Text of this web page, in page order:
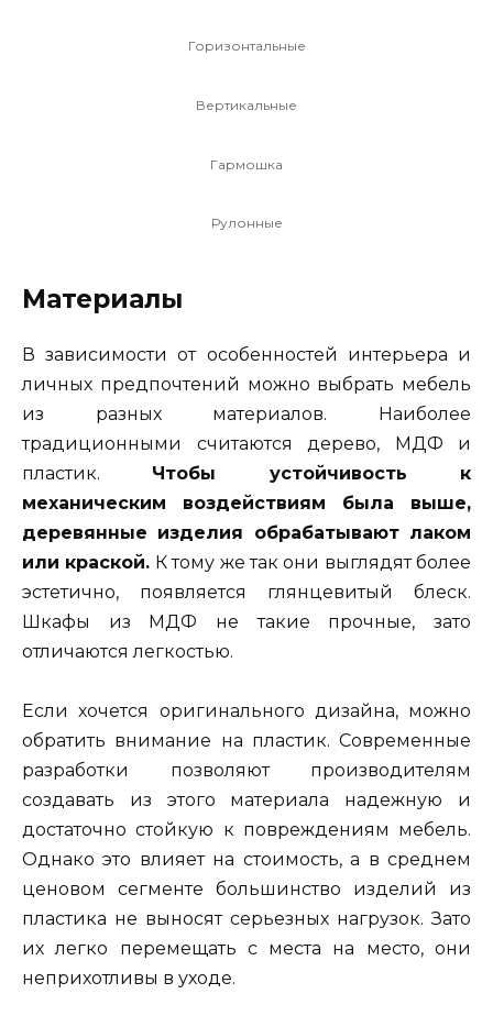
Горизонтальные
Вертикальные
Гармошка
Рулонные
Материалы
В зависимости от особенностей интерьера и
личных предпочтений можно выбрать мебель
из разных материалов. Наиболее
традиционными считаются дерево, МДФ и
пластик. Чтобы устойчивость к
механическим воздействиям была выше,
деревянные изделия обрабатывают лаком
или краской. К тому же так они выглядят более
эстетично, появляется глянцевитый блеск.
Шкафы из МДФ не такие прочные, зато
отличаются легкостью.
Если хочется оригинального дизайна, можно
обратить внимание на пластик. Современные
разработки позволяют производителям
создавать из этого материала надежную и
достаточно стойкую к повреждениям мебель.
Однако это влияет на стоимость, а в среднем
ценовом сегменте большинство изделий из
пластика не выносят серьезных нагрузок. Зато
их легко перемещать с места на место, они
неприхотливы в уходе.